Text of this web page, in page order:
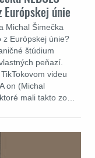
únie
Michal Šimečka
z Európskej únie?
štúdium
peňazí.
videu
on (Michal
mali takto zo…